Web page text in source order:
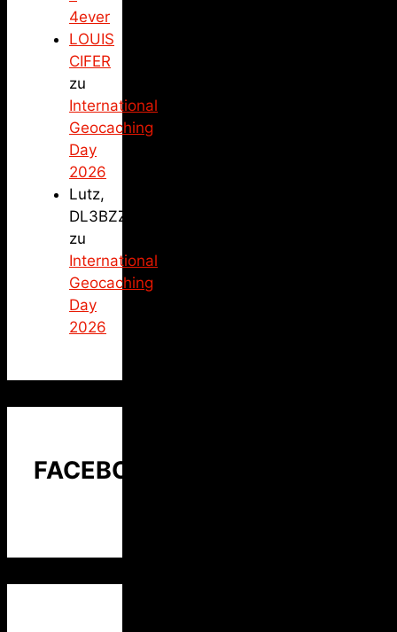
4ever
LOUIS
CIFER
zu
International
Geocaching
Day
2026
Lutz,
DL3BZZ
zu
International
Geocaching
Day
2026
FACEBOOK